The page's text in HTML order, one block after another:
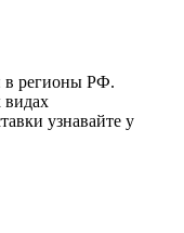
в регионы РФ.
узнавайте у